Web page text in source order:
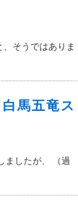
そうではありま
馬五竜ス
ましたが、 （過